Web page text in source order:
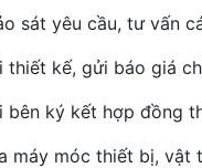
sát yêu cầu, tư vấn
thiết kế, gửi báo giá
bên ký kết hợp đồng
máy móc thiết bị, vật